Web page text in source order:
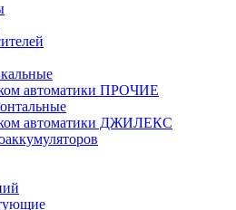
автоматики ПРОЧИЕ
автоматики ДЖИЛЕКС